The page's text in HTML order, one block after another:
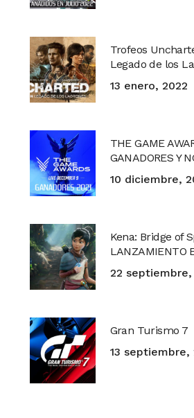
Trofeos
Legado de los
13 enero, 2022
THE GAME
GANADORES Y
10 diciembre,
Kena: Bridge of
LANZAMIENTO
22 septiembre,
Gran Turismo 7
13 septiembre,